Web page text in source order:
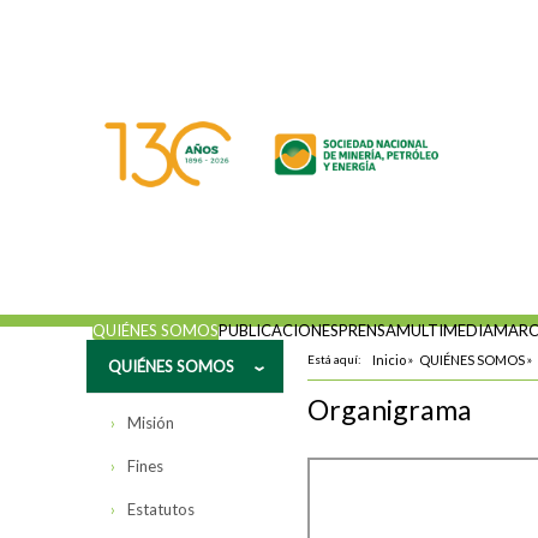
QUIÉNES SOMOSPUBLICACIONESPRENSAMULTIMEDIA
QUIÉNES SOMOS
Misión
Fines
Estatutos
Está aquí: Inicio» QUIÉNES SOMOS»
Organigrama